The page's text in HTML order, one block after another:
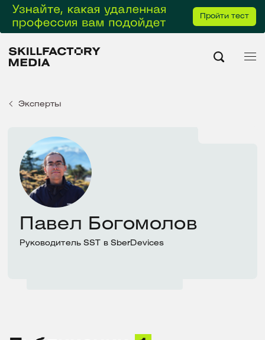
Пройти тест
Эксперты
Павел Богомолов
Руководитель SST в SberDevices